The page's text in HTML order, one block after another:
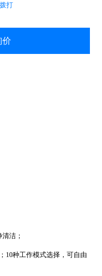
打
价
洁；
10种工作模式选择，可自由